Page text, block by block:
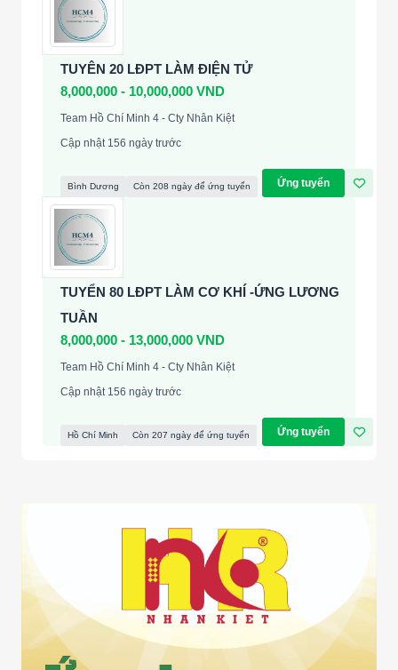
TUYÊN 20 LĐPT LÀM ĐIỆN TỬ
8,000,000 - 10,000,000 VND
Team Hồ Chí Minh 4 - Cty Nhân Kiệt
Cập nhật 156 ngày trước
Bình Dương Còn 208 ngày để ứng tuyển Ứng tuyển
TUYỂN 80 LĐPT LÀM CƠ KHÍ -ỨNG LƯƠNG
TUẦN
8,000,000 - 13,000,000 VND
Team Hồ Chí Minh 4 - Cty Nhân Kiệt
Cập nhật 156 ngày trước
Hồ Chí Minh Còn 207 ngày để ứng tuyển Ứng tuyển